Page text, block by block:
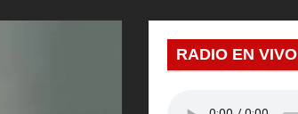
RADIO EN VIVO